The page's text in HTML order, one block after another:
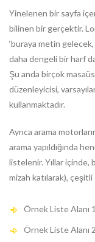
Yinelenen bir sayfa
bilinen bir gerçektir.
‘buraya metin
daha dengeli bir harf
Şu anda birçok
düzenleyicisi,
kullanmaktadır.
Ayrıca arama
arama yapıldığında
listelenir. Yıllar içinde,
mizah katılarak),
Örnek Liste Alanı 1
Örnek Liste Alanı 2